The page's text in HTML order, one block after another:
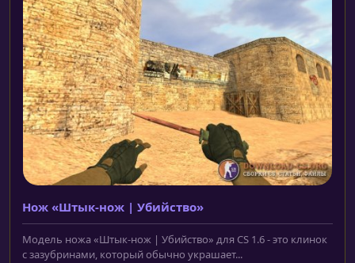
Нож «Штык-нож | Убийство»
Модель ножа «Штык-нож | Убийство» для CS 1.6 - это клинок
с зазубринами, который обычно украшает...